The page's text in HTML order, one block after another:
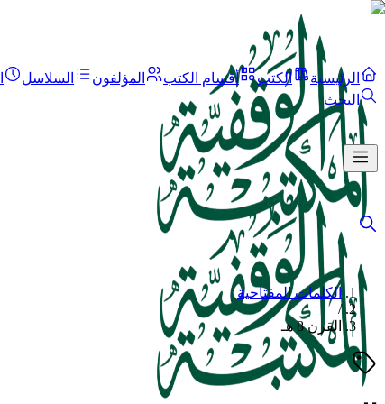
الرئيسية الكتب أقسام الكتب المؤلفون السلاسل
البحث
الكلمات المفتاحية
/
القرن 8 هـ